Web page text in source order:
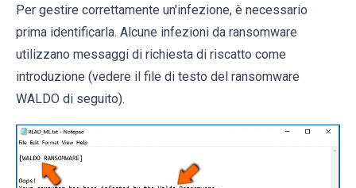
Per gestire correttamente un'infezione, è necessario
prima identificarla. Alcune infezioni da ransomware
utilizzano messaggi di richiesta di riscatto come
introduzione (vedere il file di testo del ransomware
WALDO di seguito).